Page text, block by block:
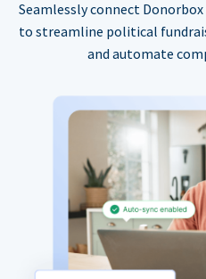
Seamlessly connect
to streamline political
and automate